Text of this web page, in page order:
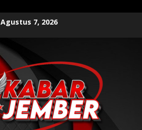
Agustus 7, 2026